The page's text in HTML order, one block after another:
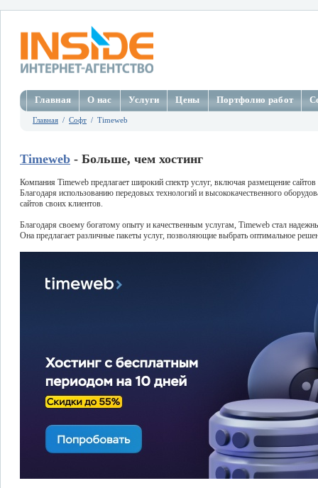
Главная О нас Услуги Цены Портфолио работ
Главная / Софт / Timeweb
Timeweb - Больше, чем хостинг
Компания Timeweb предлагает широкий спектр услуг, включая размещение
Благодаря использованию передовых технологий и высококачественного
сайтов своих клиентов.
Благодаря своему богатому опыту и качественным услугам, Timeweb стал
Она предлагает различные пакеты услуг, позволяющие выбрать оптимальное